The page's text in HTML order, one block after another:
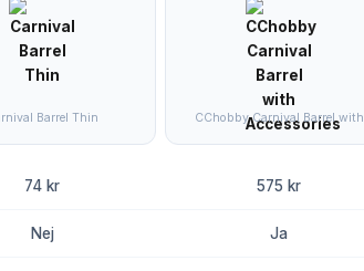
Barrel Thin CChobby Carnival Barrel with
74 kr 575 kr
Nej Ja